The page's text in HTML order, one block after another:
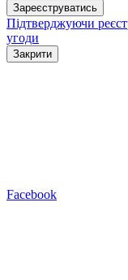
Зареєструватись
Підтверджуючи
угоди
Закрити
Facebook